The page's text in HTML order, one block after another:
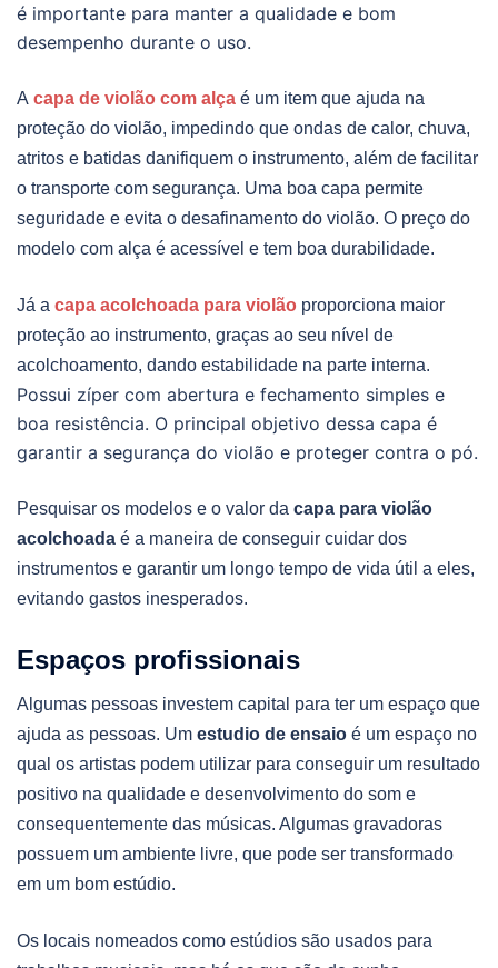
é importante para manter a qualidade e bom
desempenho durante o uso.
A capa de violão com alça é um item que ajuda na
proteção do violão, impedindo que ondas de calor, chuva,
atritos e batidas danifiquem o instrumento, além de facilitar
o transporte com segurança. Uma boa capa permite
seguridade e evita o desafinamento do violão. O preço do
modelo com alça é acessível e tem boa durabilidade.
Já a capa acolchoada para violão proporciona maior
proteção ao instrumento, graças ao seu nível de
acolchoamento, dando estabilidade na parte interna.
Possui zíper com abertura e fechamento simples e
boa resistência. O principal objetivo dessa capa é
garantir a segurança do violão e proteger contra o pó.
Pesquisar os modelos e o valor da capa para violão
acolchoada é a maneira de conseguir cuidar dos
instrumentos e garantir um longo tempo de vida útil a eles,
evitando gastos inesperados.
Espaços profissionais
Algumas pessoas investem capital para ter um espaço que
ajuda as pessoas. Um estudio de ensaio é um espaço no
qual os artistas podem utilizar para conseguir um resultado
positivo na qualidade e desenvolvimento do som e
consequentemente das músicas. Algumas gravadoras
possuem um ambiente livre, que pode ser transformado
em um bom estúdio.
Os locais nomeados como estúdios são usados para